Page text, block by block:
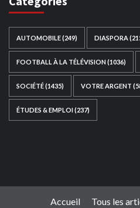
AUTOMOBILE(249) DIASPORA
FOOTBALL À LA TÉLÉVISION(1036)
SOCIÉTÉ(1435) VOTRE ARGENT
ÉTUDES & EMPLOI(237)
Accueil Tous les